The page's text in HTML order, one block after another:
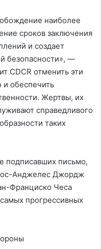
наиболее
сроков заключения
и создает
безопасности», —
CDCR отменить эти
и обеспечить
Жертвы, их
справедливого
таких
подписавших письмо,
Анджелес Джордж
Франциско Чеса
прогрессивных